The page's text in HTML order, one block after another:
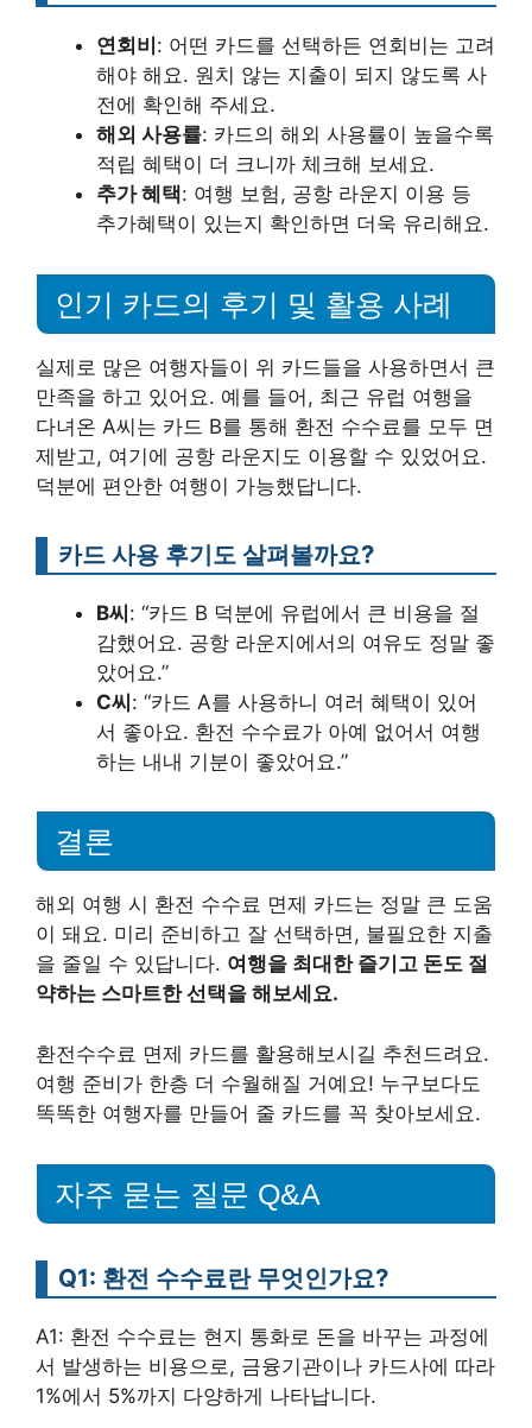
연회비: 어떤 카드를 선택하든 연회비는 고려
해야 해요. 원치 않는 지출이 되지 않도록 사
전에 확인해 주세요.
해외 사용률: 카드의 해외 사용률이 높을수록
적립 혜택이 더 크니까 체크해 보세요.
추가 혜택: 여행 보험, 공항 라운지 이용 등
추가혜택이 있는지 확인하면 더욱 유리해요.
인기 카드의 후기 및 활용 사례
실제로 많은 여행자들이 위 카드들을 사용하면서 큰
만족을 하고 있어요. 예를 들어, 최근 유럽 여행을
다녀온 A씨는 카드 B를 통해 환전 수수료를 모두 면
제받고, 여기에 공항 라운지도 이용할 수 있었어요.
덕분에 편안한 여행이 가능했답니다.
카드 사용 후기도 살펴볼까요?
B씨: “카드 B 덕분에 유럽에서 큰 비용을 절
감했어요. 공항 라운지에서의 여유도 정말 좋
았어요.”
C씨: “카드 A를 사용하니 여러 혜택이 있어
서 좋아요. 환전 수수료가 아예 없어서 여행
하는 내내 기분이 좋았어요.”
결론
해외 여행 시 환전 수수료 면제 카드는 정말 큰 도움
이 돼요. 미리 준비하고 잘 선택하면, 불필요한 지출
을 줄일 수 있답니다. 여행을 최대한 즐기고 돈도 절
약하는 스마트한 선택을 해보세요.
환전수수료 면제 카드를 활용해보시길 추천드려요.
여행 준비가 한층 더 수월해질 거예요! 누구보다도
똑똑한 여행자를 만들어 줄 카드를 꼭 찾아보세요.
자주 묻는 질문 Q&A
Q1: 환전 수수료란 무엇인가요?
A1: 환전 수수료는 현지 통화로 돈을 바꾸는 과정에
서 발생하는 비용으로, 금융기관이나 카드사에 따라
1%에서 5%까지 다양하게 나타납니다.